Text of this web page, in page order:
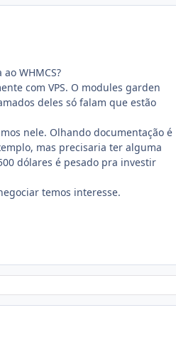
WHMCS?
com VPS. O modules garden
deles só falam que estão
nele. Olhando documentação é
mas precisaria ter alguma
dólares é pesado pra investir
temos interesse.